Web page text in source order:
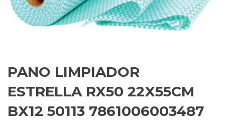
PANO LIMPIADOR
ESTRELLA RX50 22X55CM
BX12 50113 7861006003487